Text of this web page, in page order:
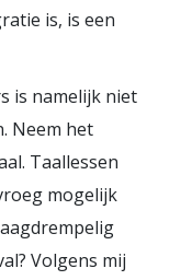
is, is een
is namelijk niet
Neem het
Taallessen
mogelijk
Volgens mij